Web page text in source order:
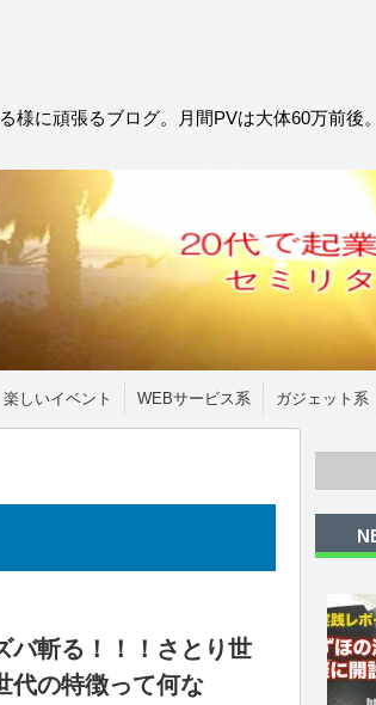
に頑張るブログ。月間PVは大体60万前後。
楽しいイベント WEBサービス系 ガジェット系
バ斬る！！！さとり世
代の特徴って何な